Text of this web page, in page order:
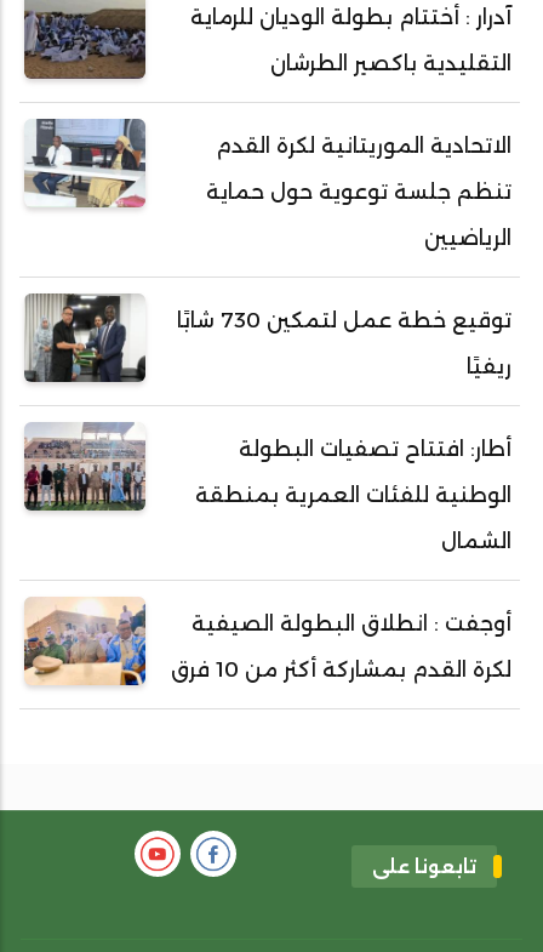
آدرار : أختتام بطولة الوديان للرماية
التقليدية باكصير الطرشان
الاتحادية الموريتانية لكرة القدم
تنظم جلسة توعوية حول حماية
الرياضيين
توقيع خطة عمل لتمكين 730 شابًا
ريفيًا
أطار: افتتاح تصفيات البطولة
الوطنية للفئات العمرية بمنطقة
الشمال
أوجفت : انطلاق البطولة الصيفية
لكرة القدم بمشاركة أكثر من 10 فرق
تابعونا على